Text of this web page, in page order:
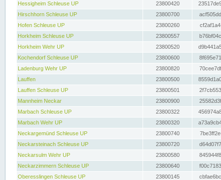
Hessigheim Schleuse UP
23800420
Hirschhorn Schleuse UP
23800700
Hofen Schleuse UP
23800260
Horkheim Schleuse UP
23800557
Horkheim Wehr UP
23800520
Kochendorf Schleuse UP
23800600
Ladenburg Wehr UP
23800820
Lauffen
23800500
Lauffen Schleuse UP
23800501
Mannheim Neckar
23800900
Marbach Schleuse UP
23800322
Marbach Wehr UP
23800320
Neckargemünd Schleuse UP
23800740
Neckarsteinach Schleuse UP
23800720
Neckarsulm Wehr UP
23800580
Neckarzimmern Schleuse UP
23800640
Oberesslingen Schleuse UP
23800145